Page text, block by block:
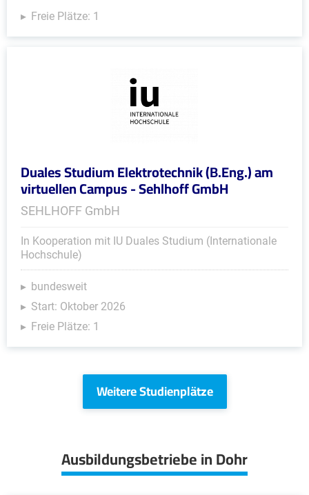
Freie Plätze: 1
Duales Studium Elektrotechnik (B.Eng.) am
virtuellen Campus - Sehlhoff GmbH
SEHLHOFF GmbH
In Kooperation mit IU Duales Studium (Internationale
Hochschule)
bundesweit
Start: Oktober 2026
Freie Plätze: 1
Weitere Studienplätze
Ausbildungsbetriebe in Dohr